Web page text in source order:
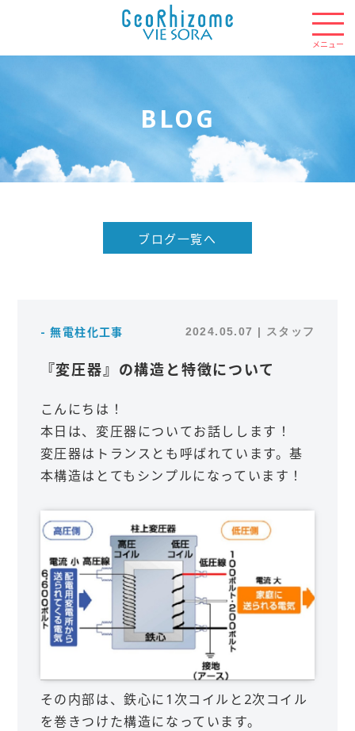
BLOG
ブログ一覧へ
- 無電柱化工事 2024.05.07 | スタッフ
『変圧器』の構造と特徴について
こんにちは！
本日は、変圧器についてお話しします！
変圧器はトランスとも呼ばれています。基
本構造はとてもシンプルになっています！
その内部は、鉄心に1次コイルと2次コイル
を巻きつけた構造になっています。